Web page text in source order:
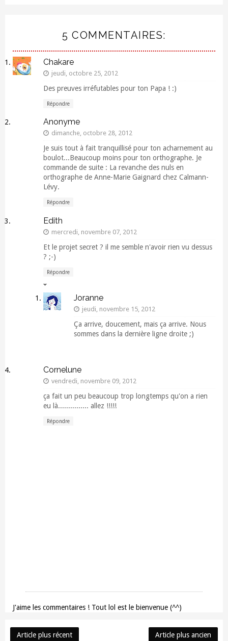
5 COMMENTAIRES:
Chakare
jeudi, octobre 25, 2012
Des preuves irréfutables pour ton Papa ! :)
Répondre
Anonyme
dimanche, octobre 28, 2012
Je suis tout à fait tranquillisé pour ton acharnement au
boulot...Beaucoup moins pour ton orthographe. Je
commande de suite : La revanche des nuls en
orthographe de Anne-Marie Gaignard chez Calmann-
Lévy.
Répondre
Edith
mercredi, novembre 07, 2012
Et le projet secret ? il me semble n'avoir rien vu dessus
? ;-)
Répondre
Joranne
jeudi, novembre 15, 2012
Ça arrive, doucement, mais ça arrive. Nous
sommes dans la dernière ligne droite ;)
Cornelune
vendredi, novembre 09, 2012
ça fait un peu beaucoup trop longtemps qu'on a rien
eu là............... allez !!!!!
Répondre
J'aime les commentaires ! Tout lol est le bienvenue (^^)
Article plus récent Article plus ancien